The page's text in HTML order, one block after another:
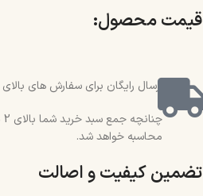
قیمت محصول:​
ارسال رایگان برای سفارش های بالای 2 میلیون و 500 هزار تومان(غیر حجمی)
محاسبه خواهد شد.
تضمین کیفیت و اصالت